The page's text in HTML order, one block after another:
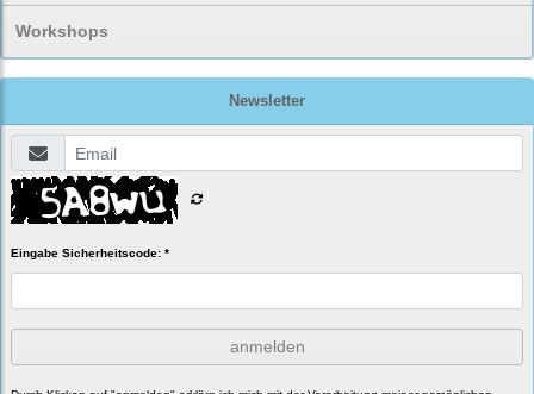
Workshops
Newsletter
Eingabe Sicherheitscode: *
anmelden